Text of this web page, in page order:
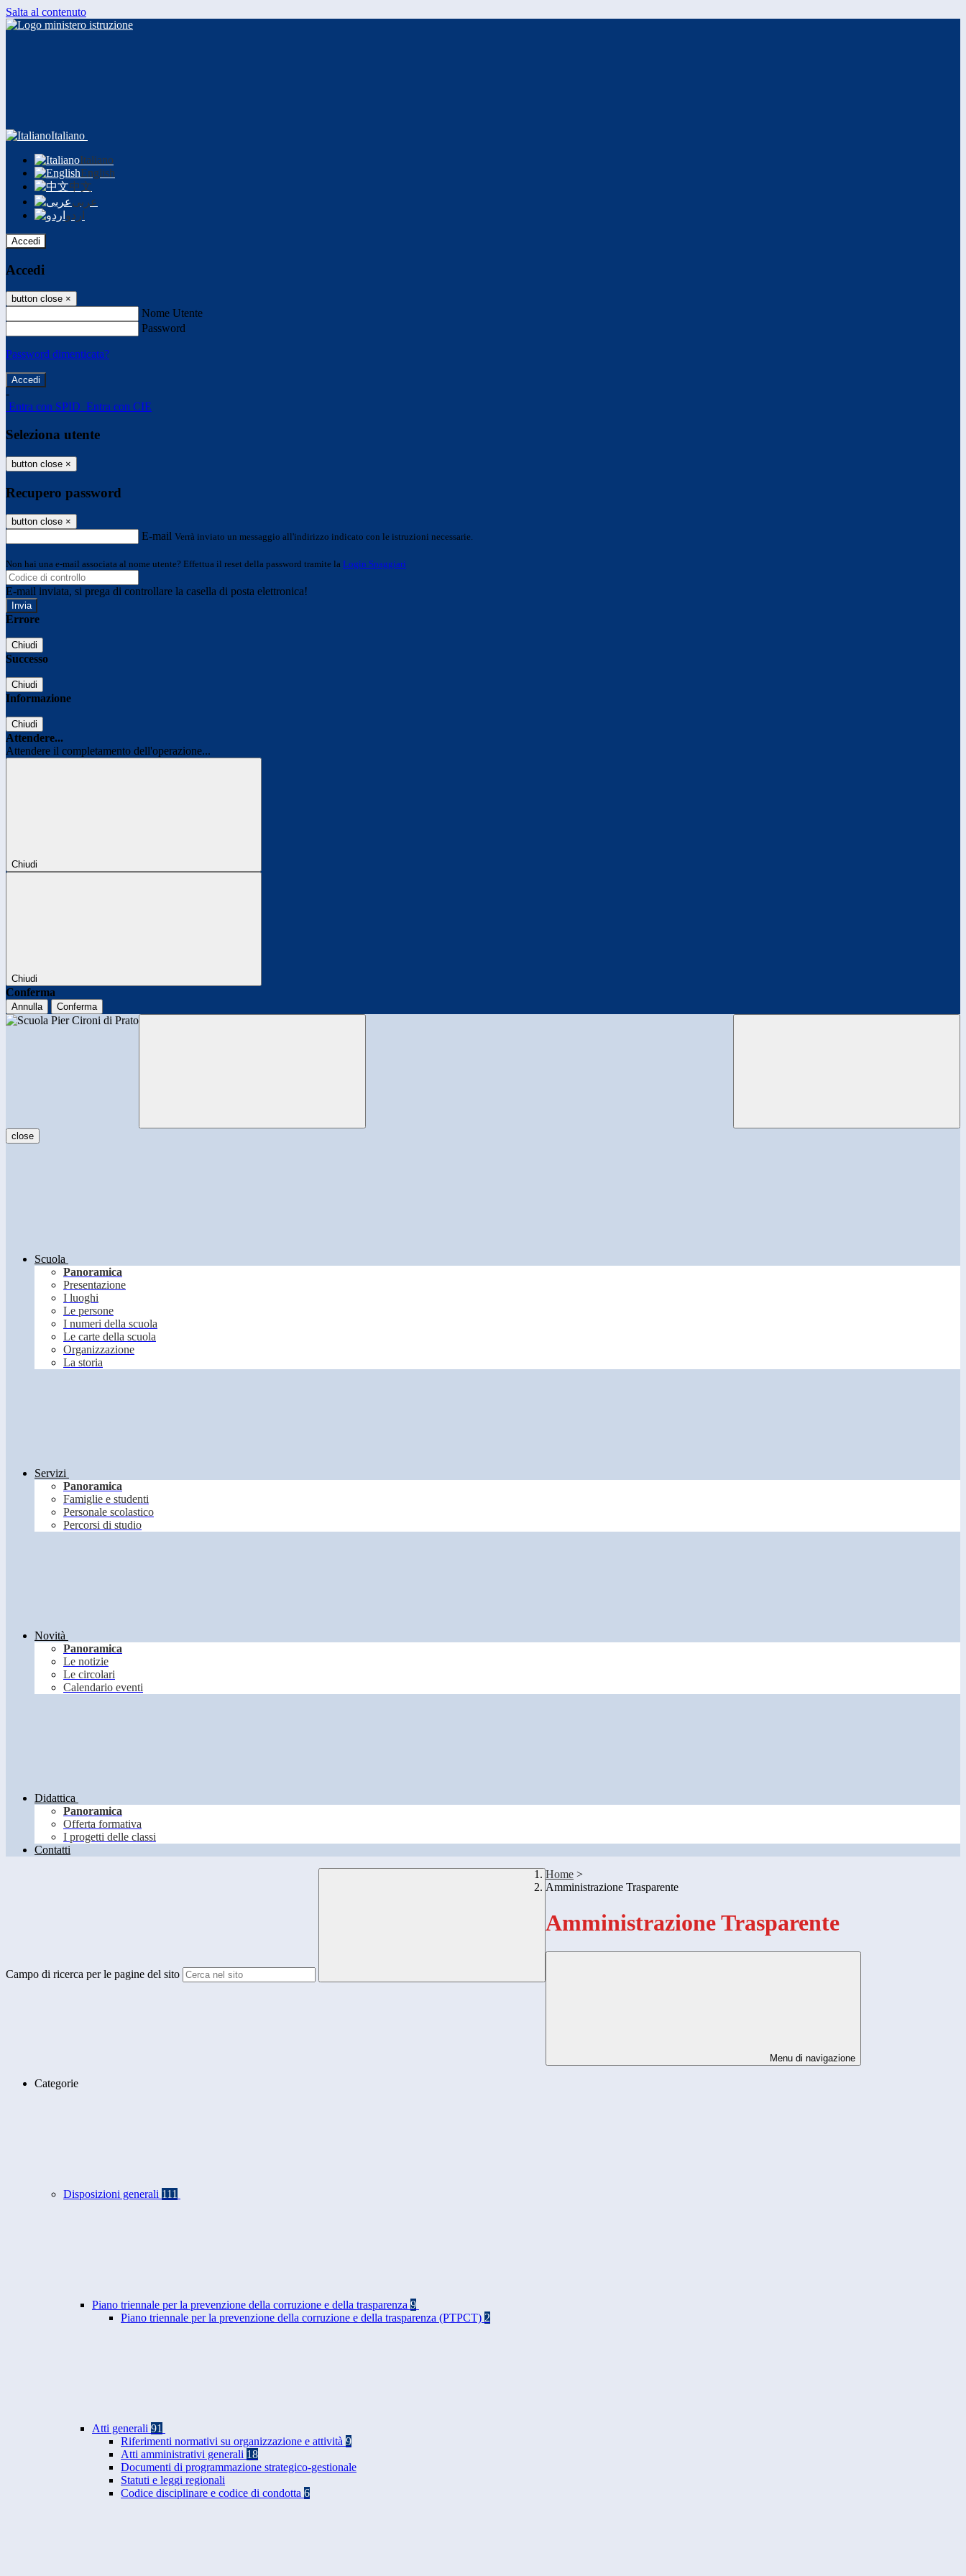
Salta al contenuto
Italiano
Italiano
English
中文
عربى
اردو
Accedi
Accedi
button close ×
Nome Utente
Password
Password dimenticata?
-
Entra con SPID Entra con CIE
Seleziona utente
button close ×
Recupero password
button close ×
E-mail Verrà inviato un messaggio all'indirizzo indicato con le istruzioni necessarie.
Non hai una e-mail associata al nome utente? Effettua il reset della password tramite la Login Spaggiari
E-mail inviata, si prega di controllare la casella di posta elettronica!
Errore
Chiudi
Successo
Chiudi
Informazione
Chiudi
Attendere...
Attendere il completamento dell'operazione...
Chiudi
Chiudi
Conferma
Annulla Conferma
close
Scuola
Panoramica
Presentazione
I luoghi
Le persone
I numeri della scuola
Le carte della scuola
Organizzazione
La storia
Servizi
Panoramica
Famiglie e studenti
Personale scolastico
Percorsi di studio
Novità
Panoramica
Le notizie
Le circolari
Calendario eventi
Didattica
Panoramica
Offerta formativa
I progetti delle classi
Contatti
Campo di ricerca per le pagine del sito
Home >
Amministrazione Trasparente
Amministrazione Trasparente
Menu di navigazione
Categorie
Disposizioni generali 111
Piano triennale per la prevenzione della corruzione e della trasparenza 9
Piano triennale per la prevenzione della corruzione e della trasparenza (PTPCT) 2
Atti generali 91
Riferimenti normativi su organizzazione e attività 9
Atti amministrativi generali 18
Documenti di programmazione strategico-gestionale
Statuti e leggi regionali
Codice disciplinare e codice di condotta 6